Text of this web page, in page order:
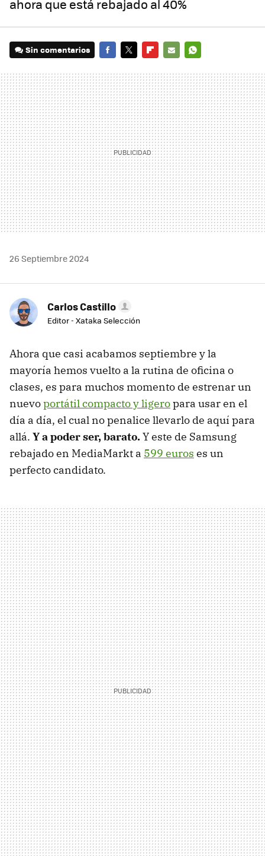
ahora que está rebajado al 40%
Sin comentarios
MAIL
26 Septiembre 2024
Carlos Castillo
Editor - Xataka Selección
Ahora que casi acabamos septiembre y la
mayoría hemos vuelto a la rutina de oficina o
clases, es para muchos momento de estrenar un
nuevoportátil compacto y ligeropara usar en el
día a día, el cual no penalice llevarlo de aquí para
allá. Y a poder ser, barato.Y este de Samsung
rebajado en MediaMarkt a 599 euros es un
perfecto candidato.